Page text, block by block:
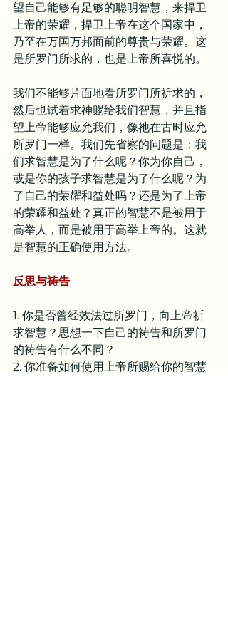
望自己能够有足够的聪明智慧，来捍卫
上帝的荣耀，捍卫上帝在这个国家中，
乃至在万国万邦面前的尊贵与荣耀。这
是所罗门所求的，也是上帝所喜悦的。
我们不能够片面地看所罗门所祈求的，
然后也试着求神赐给我们智慧，并且指
望上帝能够应允我们，像祂在古时应允
所罗门一样。我们先省察的问题是：我
们求智慧是为了什么呢？你为你自己，
或是你的孩子求智慧是为了什么呢？为
了自己的荣耀和益处吗？还是为了上帝
的荣耀和益处？真正的智慧不是被用于
高举人，而是被用于高举上帝的。这就
是智慧的正确使用方法。
反思与祷告
1. 你是否曾经效法过所罗门，向上帝祈
求智慧？思想一下自己的祷告和所罗门
的祷告有什么不同？
2. 你准备如何使用上帝所赐给你的智慧